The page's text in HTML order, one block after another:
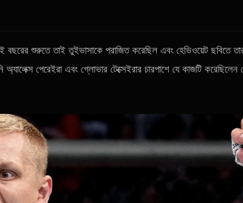
শুরুতে তাই তুইভাসাকে পরাজিত করেছিল এবং হেভিওয়েট ছবিতে
পেরেইরা এবং গ্লোভার টেক্সেইরার চারপাশে যে কাজটি করেছিলেন